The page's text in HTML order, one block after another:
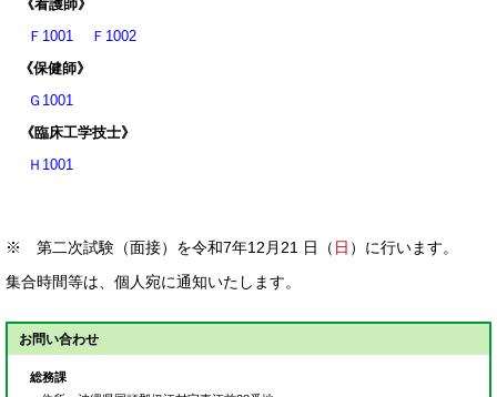
《看護師》
Ｆ1001 Ｆ1002
《保健師》
Ｇ1001
《臨床工学技士》
Ｈ1001
※ 第二次試験（面接）を令和7年12月21 日（ 日 ）に行います。
集合時間等は、個人宛に通知いたします。
お問い合わせ
総務課